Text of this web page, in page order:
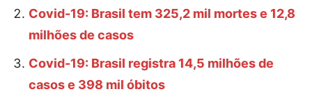
Covid-19: Brasil tem 325,2 mil mortes e 12,8
milhões de casos
Covid-19: Brasil registra 14,5 milhões de
casos e 398 mil óbitos